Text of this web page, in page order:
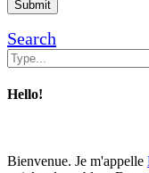
Search
Hello!
Bienvenue. Je m'appelle